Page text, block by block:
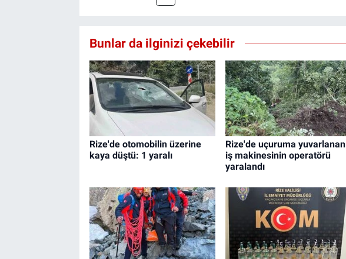
Bunlar da ilginizi çekebilir
Rize'de otomobilin üzerine
kaya düştü: 1 yaralı
Rize'de uçuruma yuvarlanan
iş makinesinin operatörü
yaralandı